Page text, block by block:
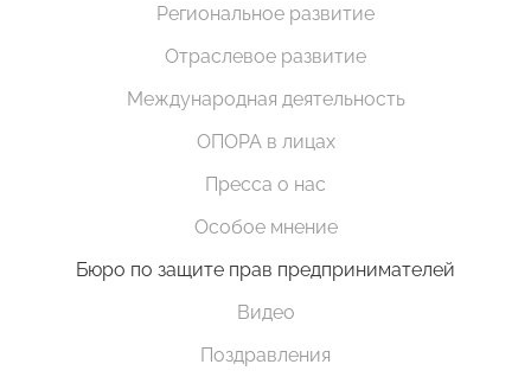
Региональное развитие
Отраслевое развитие
Международная деятельность
ОПОРА в лицах
Пресса о нас
Особое мнение
Бюро по защите прав предпринимателей
Видео
Поздравления